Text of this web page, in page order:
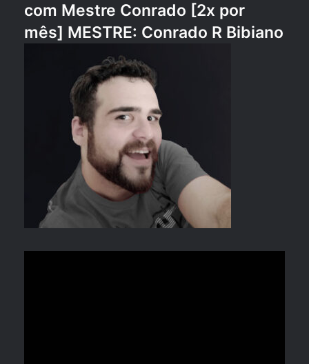
com Mestre Conrado [2x por
mês] MESTRE: Conrado R Bibiano